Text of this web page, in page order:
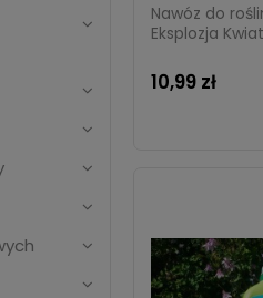
Nawóz do
Eksplozja
10,99 zł